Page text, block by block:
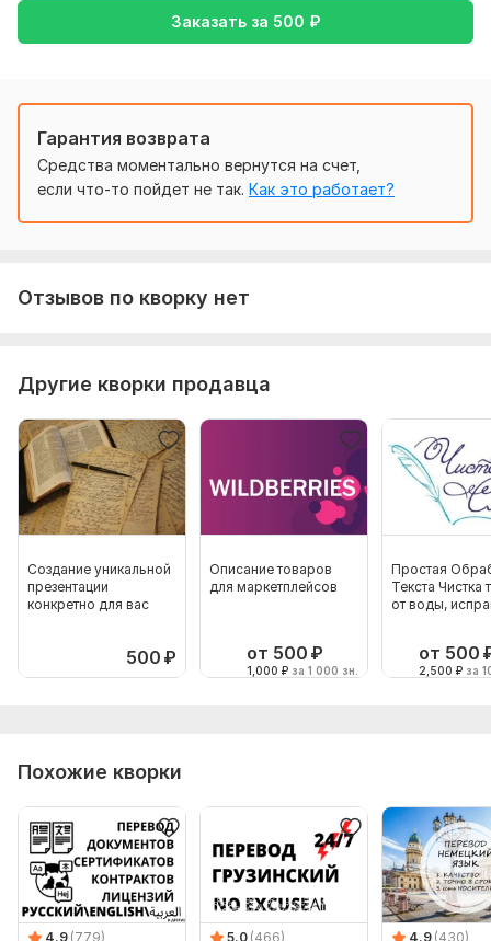
Тематика:
Авто и мото, Красота и мода,
искусство,
с Русского на Английский
Объем услуги в кворке: 2 000 знаков
Заказать за 500 ₽
Гарантия возврата
Средства моментально вернутся на счет,
если что-то пойдет не так. Как это работает?
Отзывов по кворку нет
Другие кворки продавца
Создание уникальной
презентации
конкретно для вас
500 ₽
Описание товаров
для маркетплейсов
от 500 ₽
1,000 ₽ за 1 000 зн.
Простая
Текста Чистка
от воды,
от 500
2,500 ₽ за
Похожие кворки
4.9 (779) 5.0 (466) 4.9 (430)